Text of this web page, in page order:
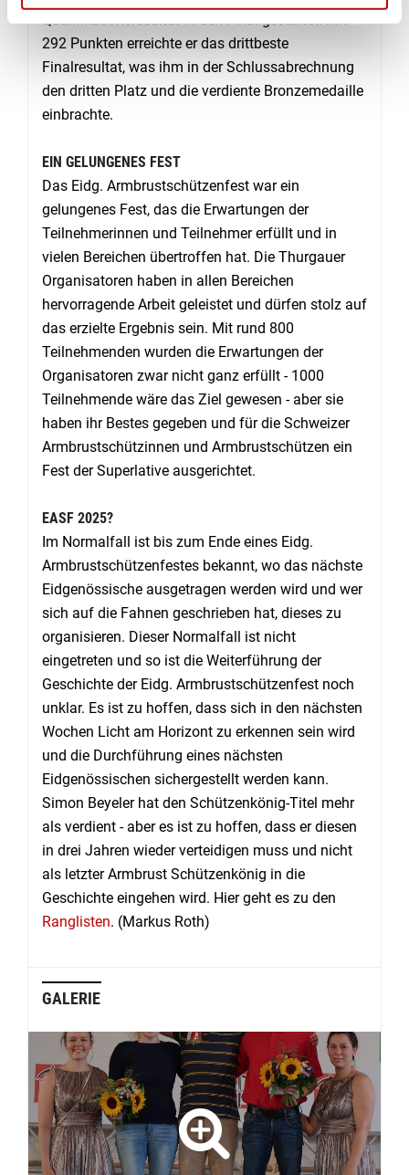
Qualifikationsresultat in den Final gestartet. Mit
292 Punkten erreichte er das drittbeste
Finalresultat, was ihm in der Schlussabrechnung
den dritten Platz und die verdiente Bronzemedaille
einbrachte.
EIN GELUNGENES FEST
Das Eidg. Armbrustschützenfest war ein
gelungenes Fest, das die Erwartungen der
Teilnehmerinnen und Teilnehmer erfüllt und in
vielen Bereichen übertroffen hat. Die Thurgauer
Organisatoren haben in allen Bereichen
hervorragende Arbeit geleistet und dürfen stolz auf
das erzielte Ergebnis sein. Mit rund 800
Teilnehmenden wurden die Erwartungen der
Organisatoren zwar nicht ganz erfüllt - 1000
Teilnehmende wäre das Ziel gewesen - aber sie
haben ihr Bestes gegeben und für die Schweizer
Armbrustschützinnen und Armbrustschützen ein
Fest der Superlative ausgerichtet.
EASF 2025?
Im Normalfall ist bis zum Ende eines Eidg.
Armbrustschützenfestes bekannt, wo das nächste
Eidgenössische ausgetragen werden wird und wer
sich auf die Fahnen geschrieben hat, dieses zu
organisieren. Dieser Normalfall ist nicht
eingetreten und so ist die Weiterführung der
Geschichte der Eidg. Armbrustschützenfest noch
unklar. Es ist zu hoffen, dass sich in den nächsten
Wochen Licht am Horizont zu erkennen sein wird
und die Durchführung eines nächsten
Eidgenössischen sichergestellt werden kann.
Simon Beyeler hat den Schützenkönig-Titel mehr
als verdient - aber es ist zu hoffen, dass er diesen
in drei Jahren wieder verteidigen muss und nicht
als letzter Armbrust Schützenkönig in die
Geschichte eingehen wird. Hier geht es zu den
Ranglisten. (Markus Roth)
GALERIE